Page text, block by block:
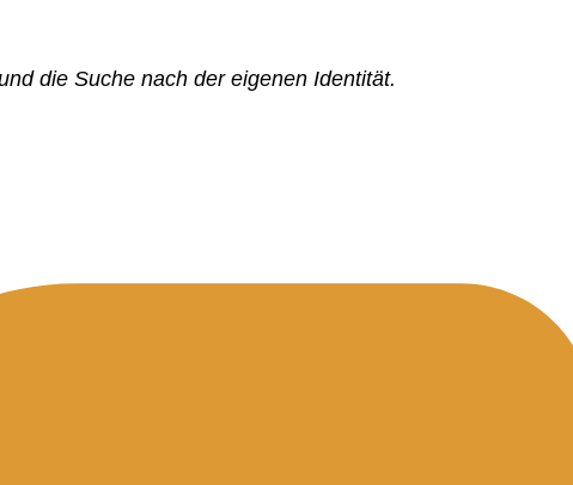
die Suche nach der eigenen Identität.